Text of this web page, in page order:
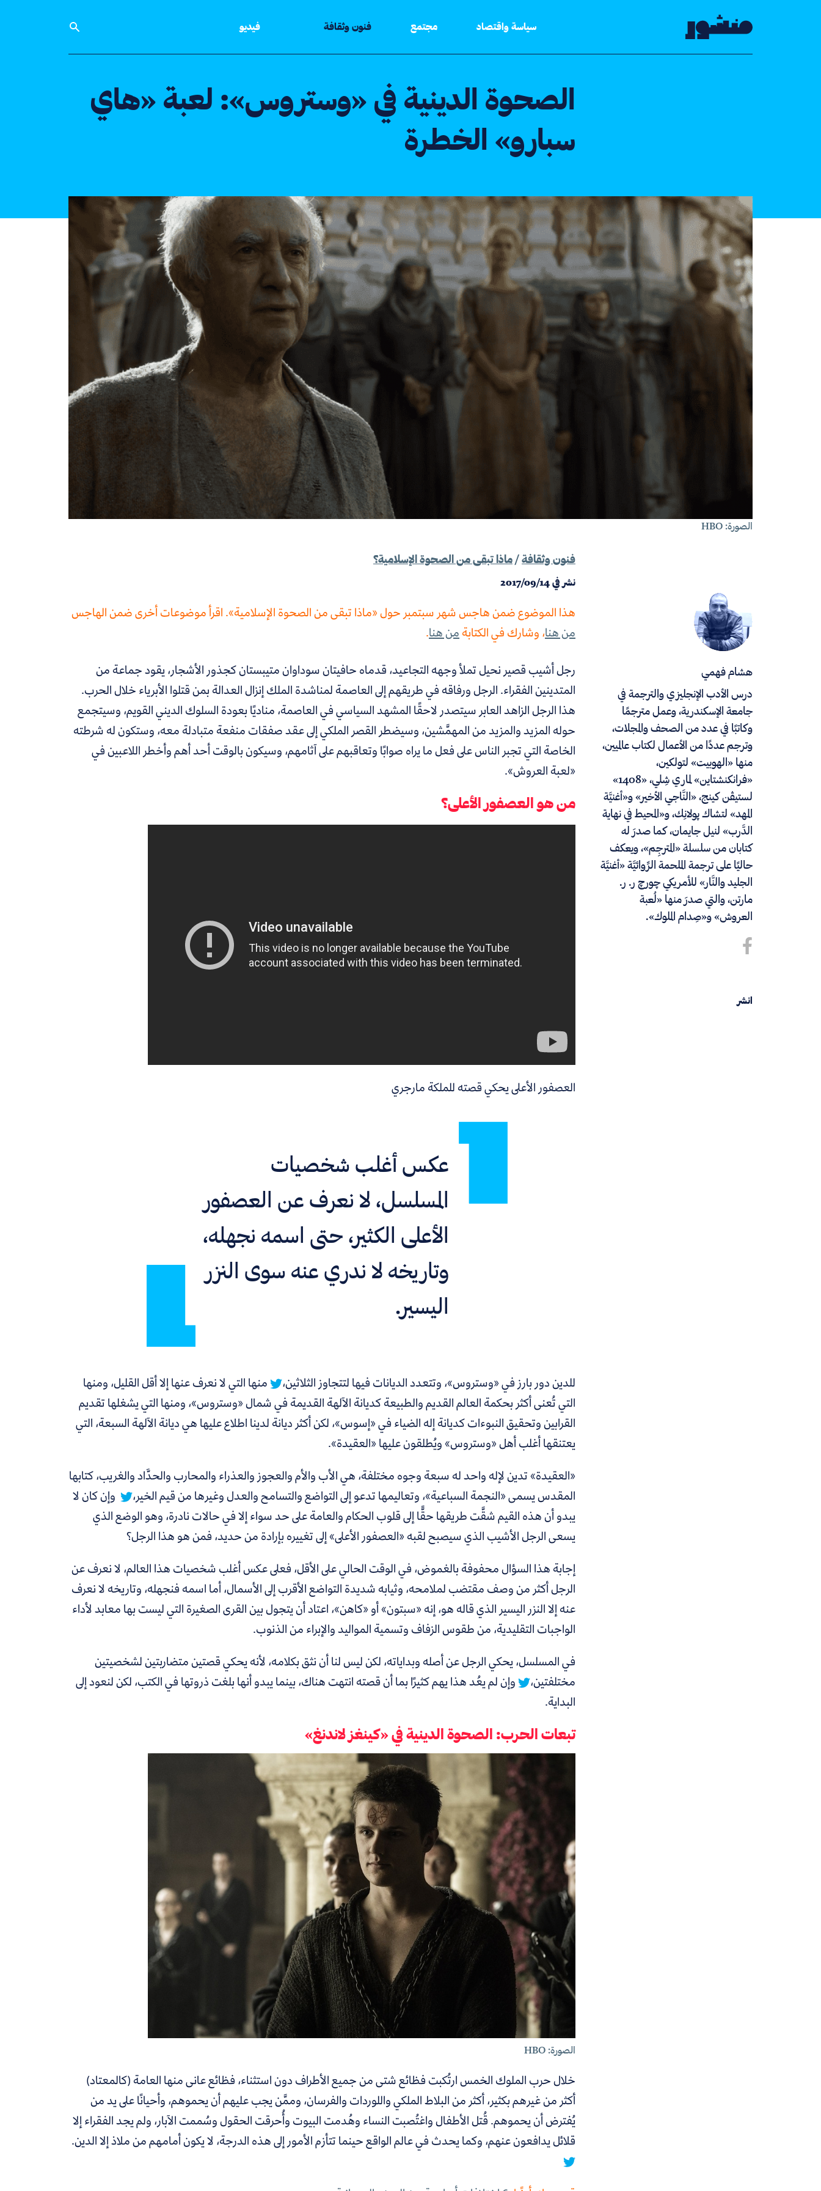
الصفحة الرئيسية سياسة واقتصاد مجتمع فنون وثقافة فيديو
الصحوة الدينية في «وستروس»: لعبة «هاي
سبارو» الخطرة
الصورة: HBO
هشام فهمي
درس الأدب الإنجليزي والترجمة في
جامعة الإسكندرية، وعمل مترجمًا
وكاتبًا في عدد من الصحف والمجلات،
وترجم عددًا من الأعمال لكتاب عالميين،
منها «الهوبيت» لتولكين،
«فرانكنشتاين» لماري شِلي، «1408»
لستيڤن كينج، «النَّاجي الأخير» و«أغنيَّة
المهد» لتشاك پولانِك، و«المحيط في نهاية
الدَّرب» لنيل جايمان، كما صدرَ له
كتابان من سلسلة «المترجِم»، ويعكف
حاليًا على ترجمة الملحمة الرِّوائيَّة «أغنيَّة
الجليد والنَّار» للأمريكي چورچ ر. ر.
مارتن، والتي صدرَ منها «لُعبة
العروش» و«صِدام الملوك».
انشر
فنون وثقافة/ماذا تبقى من الصحوة الإسلامية؟
نشر في2017/09/14
هذا الموضوع ضمن هاجس شهر سبتمبر حول «ماذا تبقى من الصحوة الإسلامية». اقرأ موضوعات أخرى ضمن الهاجس
من هنا، وشارك في الكتابةمن هنا.
رجل أشيب قصير نحيل تملأ وجهه التجاعيد، قدماه حافيتان سوداوان متيبستان كجذور الأشجار، يقود جماعة من
المتدينين الفقراء.الرجل ورفاقه في طريقهم إلى العاصمة لمناشدة الملك إنزال العدالة بمن قتلوا الأبرياء خلال الحرب.
هذا الرجل الزاهد العابر سيتصدر لاحقًا المشهد السياسي في العاصمة، مناديًا بعودة السلوك الديني القويم، وسيتجمع
حوله المزيد والمزيد من المهمَّشين، وسيضطر القصر الملكي إلى عقد صفقات منفعة متبادلة معه، وستكون له شرطته
الخاصة التي تجبر الناس على فعل ما يراه صوابًا وتعاقبهم على آثامهم، وسيكون بالوقت أحد أهم وأخطر اللاعبين في
«لعبة العروش».
من هو العصفور الأعلى؟
العصفور الأعلى يحكي قصته للملكة مارجري
عكس أغلب شخصيات
المسلسل، لا نعرف عن العصفور
الأعلى الكثير، حتى اسمه نجهله،
وتاريخه لا ندري عنه سوى النزر
اليسير.
للدين دور بارز في «وستروس»، وتتعدد الديانات فيها لتتجاوز الثلاثين،
منها التي لا نعرف عنها إلا أقل القليل، ومنها
التي تُعنى أكثر بحكمة العالم القديم والطبيعة كديانة الآلهة القديمة في شمال «وستروس»، ومنها التي يشغلها تقديم
القرابين وتحقيق النبوءات كديانة إله الضياء في «إسوس»، لكن أكثر ديانة لدينا اطلاع عليها هي ديانة الآلهة السبعة، التي
يعتنقها أغلب أهل «وستروس» ويُطلقون عليها «العقيدة».
«العقيدة» تدين لإله واحد له سبعة وجوه مختلفة، هي الأب والأم والعجوز والعذراء والمحارب والحدَّاد والغريب، كتابها
المقدس يسمى «النجمة السباعية»، وتعاليمها تدعو إلى التواضع والتسامح والعدل وغيرها من قيم الخير،
وإن كان لا
يبدو أن هذه القيم شقَّت طريقها حقًّا إلى قلوب الحكام والعامة على حد سواء إلا في حالات نادرة، وهو الوضع الذي
يسعى الرجل الأشيب الذي سيصبح لقبه «العصفور الأعلى» إلى تغييره بإرادة من حديد، فمن هو هذا الرجل؟
إجابة هذا السؤال محفوفة بالغموض، في الوقت الحالي على الأقل، فعلى عكس أغلب شخصيات هذا العالم، لا نعرف عن
الرجل أكثر من وصف مقتضب لملامحه، وثيابه شديدة التواضع الأقرب إلى الأسمال، أما اسمه فنجهله، وتاريخه لا نعرف
عنه إلا النزر اليسير الذي قاله هو، إنه «سبتون» أو «كاهن»، اعتاد أن يتجول بين القرى الصغيرة التي ليست بها معابد لأداء
الواجبات التقليدية، من طقوس الزفاف وتسمية المواليد والإبراء من الذنوب.
في المسلسل، يحكي الرجل عن أصله وبداياته، لكن ليس لنا أن نثق بكلامه، لأنه يحكي قصتين متضاربتين لشخصيتين
مختلفتين،
وإن لم يعُد هذا يهم كثيرًا بما أن قصته انتهت هناك، بينما يبدو أنها بلغت ذروتها في الكتب، لكن لنعود إلى
البداية.
تبعات الحرب: الصحوة الدينية في «كينغز لاندنغ»
الصورة: HBO
خلال حرب الملوك الخمس ارتُكبت فظائع شتى من جميع الأطراف دون استثناء، فظائع عانى منها العامة (كالمعتاد)
أكثر من غيرهم بكثير، أكثر من البلاط الملكي واللوردات والفرسان، وممَّن يجب عليهم أن يحموهم، وأحيانًا على يد من
يُفترض أن يحموهم. قُتل الأطفال واغتُصبت النساء وهُدمت البيوت وأُحرقت الحقول وسُممت الآبار، ولم يجد الفقراء إلا
قلائل يدافعون عنهم،وكما يحدث في عالم الواقع حينما تتأزم الأمور إلى هذه الدرجة، لا يكون أمامهم من ملاذ إلا الدين.